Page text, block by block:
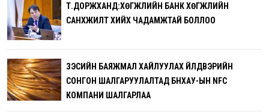
Т.ДОРЖХАНД:ХӨГЖЛИЙН БАНК ХӨГЖЛИЙН
САНХҮҮЖИЛТ ХИЙХ ЧАДАМЖТАЙ БОЛЛОО
ЗЭСИЙН БАЯЖМАЛ ХАЙЛУУЛАХ ҮЙЛДВЭРИЙН
СОНГОН ШАЛГАРУУЛАЛТАД БНХАУ-ЫН NFC
КОМПАНИ ШАЛГАРЛАА